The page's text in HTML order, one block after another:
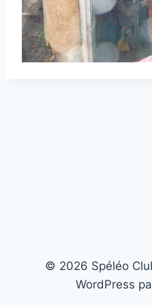
© 2026 Spéléo
WordPress